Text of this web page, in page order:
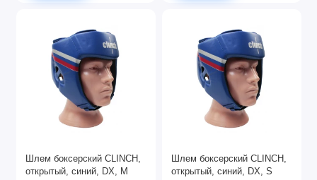
Шлем боксерский CLINCH,
открытый, синий, DX, M
Шлем боксерский CLINCH,
открытый, синий, DX, S